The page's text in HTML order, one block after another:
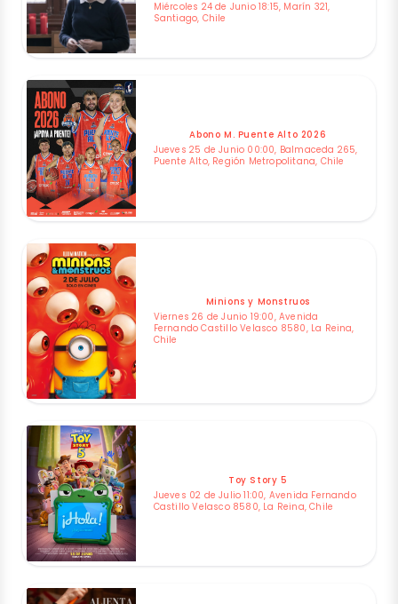
Miércoles 24 de Junio 18:15, Marín 321,
Santiago, Chile
Abono M. Puente Alto 2026
Jueves 25 de Junio 00:00, Balmaceda 265,
Puente Alto, Región Metropolitana, Chile
Minions y Monstruos
Viernes 26 de Junio 19:00, Avenida
Fernando Castillo Velasco 8580, La Reina,
Chile
Toy Story 5
Jueves 02 de Julio 11:00, Avenida Fernando
Castillo Velasco 8580, La Reina, Chile